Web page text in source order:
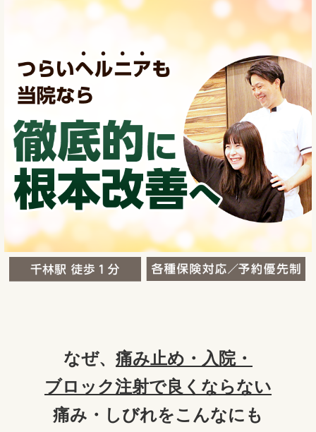
なぜ、 痛み止め・入院・
ブロック注射で良くならない
痛み・しびれをこんなにも